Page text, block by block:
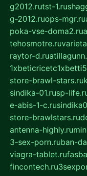
g2012.rutst-1.ru
g-2012.ruops-mgr.ru
poka-vse-doma2.ru
tehosmotre.ru
raytor-d.ru
store-brawl-stars.ru
sindika-01.rusp-
e-abis-1-c.ru
store-brawlstars.ru
antenna-highly.ru
3-sex-porn.ruban-
viagra-tablet.ru
fincontech.ru